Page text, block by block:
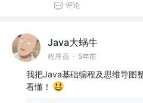
评论
Java大蜗牛
程序员 · 5年前
我把Java基础编程及思维导图
看懂！